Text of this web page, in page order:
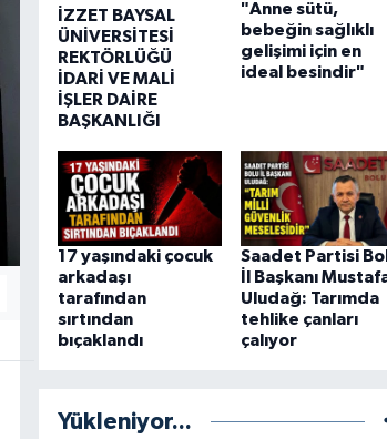
İZZET BAYSAL
ÜNİVERSİTESİ
REKTÖRLÜĞÜ
İDARİ VE MALİ
İŞLER DAİRE
BAŞKANLIĞI
"Anne sütü,
bebeğin sağlıklı
gelişimi için en
ideal besindir"
17 yaşındaki çocuk
arkadaşı
tarafından
sırtından
bıçaklandı
Saadet Partisi
İl Başkanı
Uludağ: Tarımda
tehlike çanları
çalıyor
Yükleniyor...